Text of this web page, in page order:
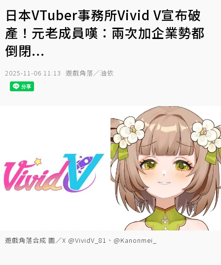
日本VTuber事務所Vivid V宣布破
產！元老成員嘆：兩次加企業勢都
倒閉...
2025-11-06 11:13 遊戲角落／油依
遊戲角落合成 圖／X @VividV_81、@Kanonmei_